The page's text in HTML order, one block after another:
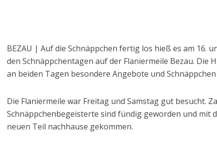
BEZAU | Auf die Schnäppchen fertig los hieß es am 16.
den Schnäppchentagen auf der Flaniermeile Bezau. Die
an beiden Tagen besondere Angebote und
Die Flaniermeile war Freitag und Samstag gut besucht.
Schnäppchenbegeisterte sind fündig geworden und mit
neuen Teil nachhause gekommen.